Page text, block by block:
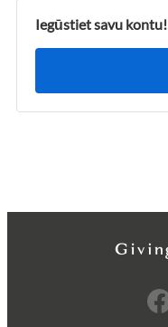
Iegūstiet savu kontu!